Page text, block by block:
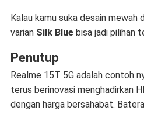
Kalau kamu suka desain mewah
varian Silk Bluebisa jadi pilihan
Penutup
Realme 15T 5G adalah contoh
terus berinovasi menghadirkan
dengan harga bersahabat.